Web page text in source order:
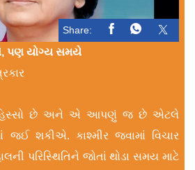
Share:
પણ યોગ્ય સમયે
હિસ્સો છે અને એ આપણું જ છે એટલે
શકીએ. કાશ્મીર જવામાં વિચાર
પરિસ્થિતિને જોતાં થોડા સમય માટે